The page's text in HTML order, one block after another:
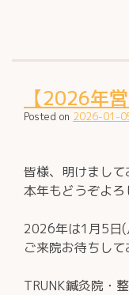
【2026年営
Posted on 2026-01-
皆様、明けまして
本年もどうぞよろ
2026年は1月5日(
ご来院お待ちして
TRUNK鍼灸院・